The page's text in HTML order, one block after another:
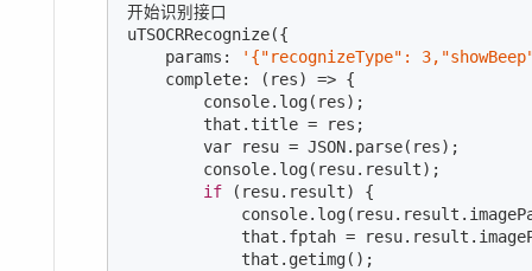
开始识别接口
uTSOCRRecognize({
    params:
'{"recognizeType":
    complete:
(res) => {
console.log(res);
        that.title = res;
        var resu = JSON.parse(res);
console.log(resu.result);
if (resu.result) {
console
that.fptah =
            that.getimg();